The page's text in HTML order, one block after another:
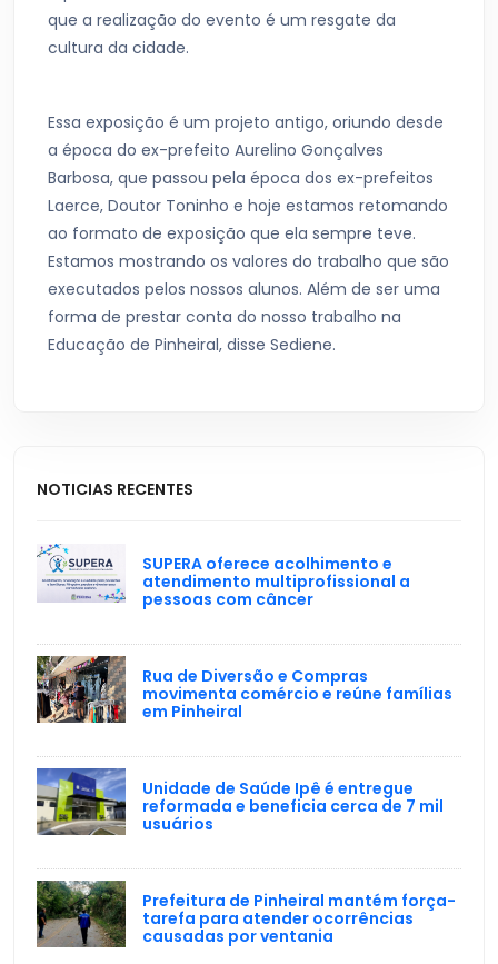
que a realização do evento é um resgate da
cultura da cidade.
Essa exposição é um projeto antigo, oriundo desde
a época do ex-prefeito Aurelino Gonçalves
Barbosa, que passou pela época dos ex-prefeitos
Laerce, Doutor Toninho e hoje estamos retomando
ao formato de exposição que ela sempre teve.
Estamos mostrando os valores do trabalho que são
executados pelos nossos alunos. Além de ser uma
forma de prestar conta do nosso trabalho na
Educação de Pinheiral, disse Sediene.
NOTICIAS RECENTES
SUPERA oferece acolhimento e
atendimento multiprofissional a
pessoas com câncer
Rua de Diversão e Compras
movimenta comércio e reúne famílias
em Pinheiral
Unidade de Saúde Ipê é entregue
reformada e beneficia cerca de 7 mil
usuários
Prefeitura de Pinheiral mantém força-
tarefa para atender ocorrências
causadas por ventania